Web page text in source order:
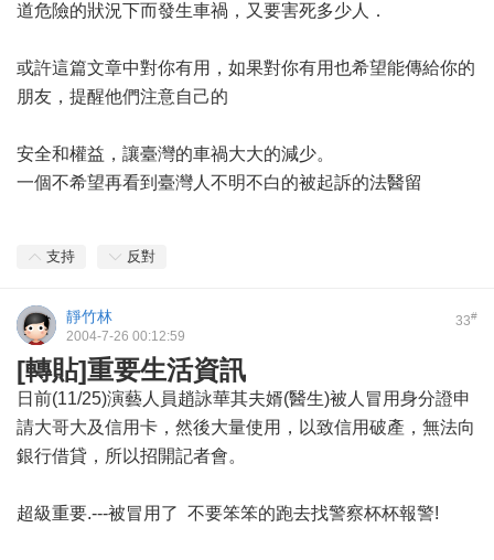
道危險的狀況下而發生車禍，又要害死多少人．
或許這篇文章中對你有用，如果對你有用也希望能傳給你的
朋友，提醒他們注意自己的
安全和權益，讓臺灣的車禍大大的減少。
一個不希望再看到臺灣人不明不白的被起訴的法醫留
支持 反對
33#
靜竹林
2004-7-26 00:12:59
[轉貼]重要生活資訊
日前(11/25)演藝人員趙詠華其夫婿(醫生)被人冒用身分證申
請大哥大及信用卡，然後大量使用，以致信用破產，無法向
銀行借貸，所以招開記者會。
超級重要.---被冒用了 不要笨笨的跑去找警察杯杯報警!